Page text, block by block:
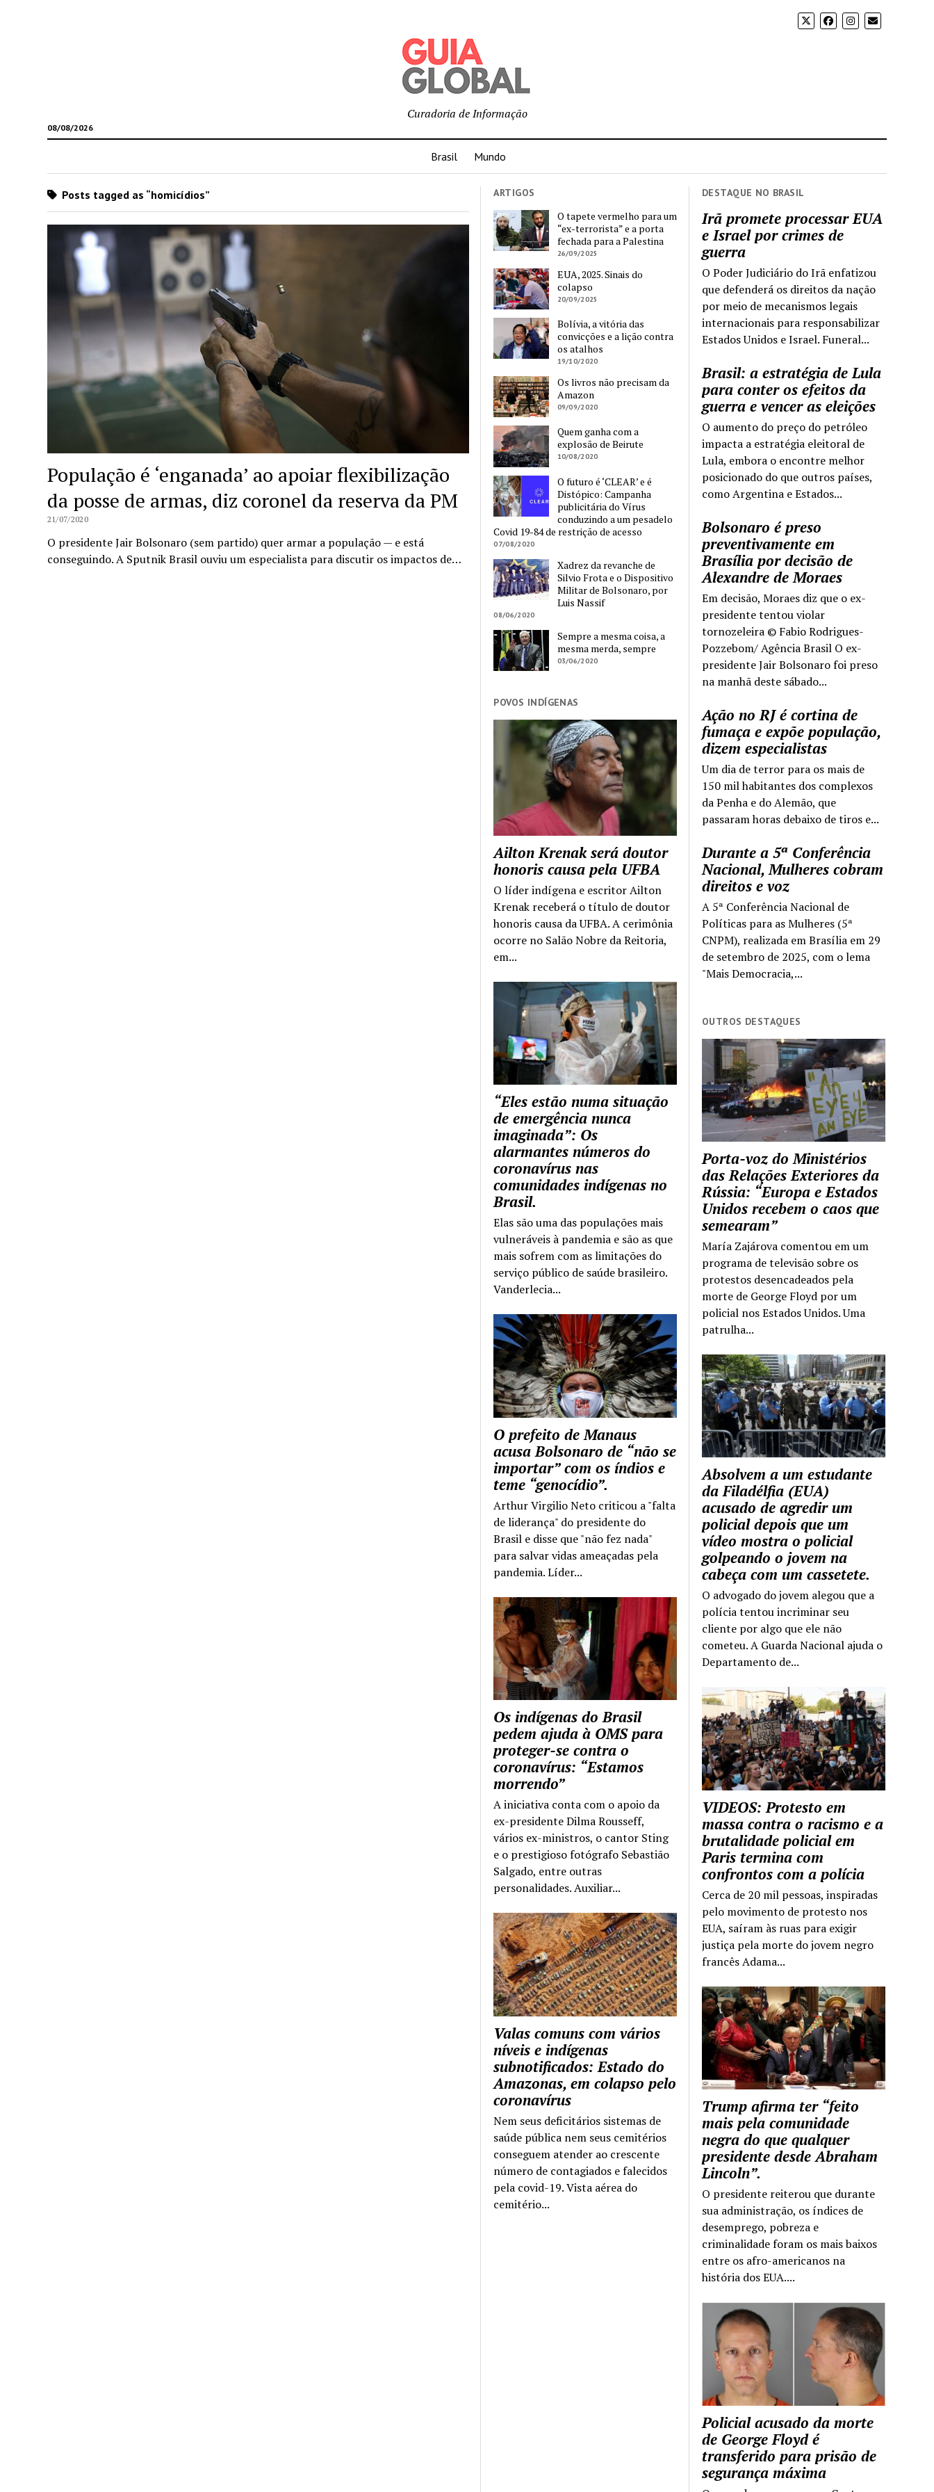
08/08/2026
Curadoria de Informação
Brasil Mundo
DESTAQUE NO BRASIL
Irã promete processar EUA
e Israel por crimes de
guerra
O Poder Judiciário do Irã enfatizou
que defenderá os direitos da nação
por meio de mecanismos legais
internacionais para responsabilizar
Estados Unidos e Israel. Funeral...
Brasil: a estratégia de Lula
para conter os efeitos da
guerra e vencer as eleições
O aumento do preço do petróleo
impacta a estratégia eleitoral de
Lula, embora o encontre melhor
posicionado do que outros países,
como Argentina e Estados...
Bolsonaro é preso
preventivamente em
Brasília por decisão de
Alexandre de Moraes
Em decisão, Moraes diz que o ex-
presidente tentou violar
tornozeleira © Fabio Rodrigues-
Pozzebom/ Agência Brasil O ex-
presidente Jair Bolsonaro foi preso
na manhã deste sábado...
Ação no RJ é cortina de
fumaça e expõe população,
dizem especialistas
Um dia de terror para os mais de
150 mil habitantes dos complexos
da Penha e do Alemão, que
passaram horas debaixo de tiros e...
Durante a 5ª Conferência
Nacional, Mulheres cobram
direitos e voz
A 5ª Conferência Nacional de
Políticas para as Mulheres (5ª
CNPM), realizada em Brasília em 29
de setembro de 2025, com o lema
"Mais Democracia,...
OUTROS DESTAQUES
Porta-voz do Ministérios
das Relações Exteriores da
Rússia: “Europa e Estados
Unidos recebem o caos que
semearam”
María Zajárova comentou em um
programa de televisão sobre os
protestos desencadeados pela
morte de George Floyd por um
policial nos Estados Unidos. Uma
patrulha...
Absolvem a um estudante
da Filadélfia (EUA)
acusado de agredir um
policial depois que um
vídeo mostra o policial
golpeando o jovem na
cabeça com um cassetete.
O advogado do jovem alegou que a
polícia tentou incriminar seu
cliente por algo que ele não
cometeu. A Guarda Nacional ajuda o
Departamento de...
VIDEOS: Protesto em
massa contra o racismo e a
brutalidade policial em
Paris termina com
confrontos com a polícia
Cerca de 20 mil pessoas, inspiradas
pelo movimento de protesto nos
EUA, saíram às ruas para exigir
justiça pela morte do jovem negro
francês Adama...
Trump afirma ter “feito
mais pela comunidade
negra do que qualquer
presidente desde Abraham
Lincoln”.
O presidente reiterou que durante
sua administração, os índices de
desemprego, pobreza e
criminalidade foram os mais baixos
entre os afro-americanos na
história dos EUA....
Policial acusado da morte
de George Floyd é
transferido para prisão de
segurança máxima
Posts tagged as “homicídios”
População é ‘enganada’ ao apoiar flexibilização
da posse de armas, diz coronel da reserva da PM
21/07/2020
O presidente Jair Bolsonaro (sem partido) quer armar a população — e está
conseguindo. A Sputnik Brasil ouviu um especialista para discutir os impactos de…
ARTIGOS
O tapete vermelho para um
“ex-terrorista” e a porta
fechada para a Palestina
26/09/2025
EUA, 2025. Sinais do
colapso
20/09/2025
Bolívia, a vitória das
convicções e a lição contra
os atalhos
19/10/2020
Os livros não precisam da
Amazon
09/09/2020
Quem ganha com a
explosão de Beirute
10/08/2020
O futuro é ‘CLEAR’ e é
Distópico: Campanha
publicitária do Vírus
conduzindo a um pesadelo
Covid 19-84 de restrição de acesso
07/08/2020
Xadrez da revanche de
Silvio Frota e o Dispositivo
Militar de Bolsonaro, por
Luis Nassif
08/06/2020
Sempre a mesma coisa, a
mesma merda, sempre
03/06/2020
POVOS INDÍGENAS
Ailton Krenak será doutor
honoris causa pela UFBA
O líder indígena e escritor Ailton
Krenak receberá o título de doutor
honoris causa da UFBA. A cerimônia
ocorre no Salão Nobre da Reitoria,
em...
“Eles estão numa situação
de emergência nunca
imaginada”: Os
alarmantes números do
coronavírus nas
comunidades indígenas no
Brasil.
Elas são uma das populações mais
vulneráveis à pandemia e são as que
mais sofrem com as limitações do
serviço público de saúde brasileiro.
Vanderlecia...
O prefeito de Manaus
acusa Bolsonaro de “não se
importar” com os índios e
teme “genocídio”.
Arthur Virgilio Neto criticou a "falta
de liderança" do presidente do
Brasil e disse que "não fez nada"
para salvar vidas ameaçadas pela
pandemia. Líder...
Os indígenas do Brasil
pedem ajuda à OMS para
proteger-se contra o
coronavírus: “Estamos
morrendo”
A iniciativa conta com o apoio da
ex-presidente Dilma Rousseff,
vários ex-ministros, o cantor Sting
e o prestigioso fotógrafo Sebastião
Salgado, entre outras
personalidades. Auxiliar...
Valas comuns com vários
níveis e indígenas
subnotificados: Estado do
Amazonas, em colapso pelo
coronavírus
Nem seus deficitários sistemas de
saúde pública nem seus cemitérios
conseguem atender ao crescente
número de contagiados e falecidos
pela covid-19. Vista aérea do
cemitério...